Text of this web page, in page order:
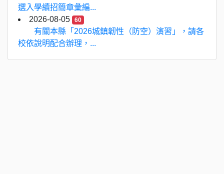
選入學續招簡章彙編...
2026-08-05
60
有關本縣「2026城鎮韌性（防空）演習」，請各
校依說明配合辦理，...